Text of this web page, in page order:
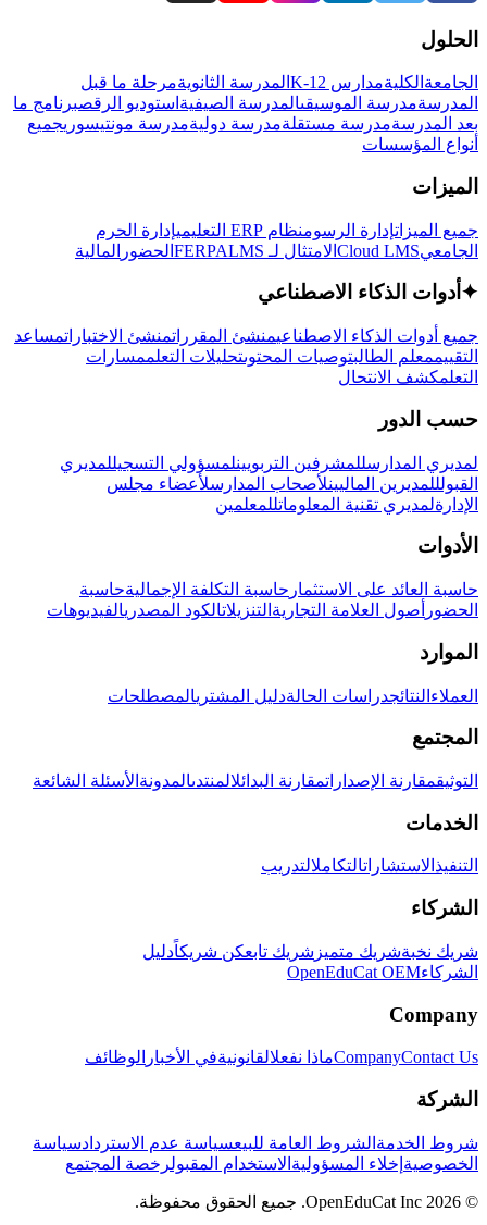
الحلول
الجامعة الكليةمدارس K-12 المدرسة الثانويةمرحلة ما قبل
المدرسةمدرسة الموسيقىالمدرسة الصيفية استوديو الرقصبرنامج ما
بعد المدرسةمدرسة مستقلةمدرسة دوليةمدرسة مونتيسوريجميع
أنواع المؤسسات
الميزات
جميع الميزاتإدارة الرسومنظام ERP التعليمي
إدارة الحرم
الجامعيCloud LMS الامتثال لـ FERPA LMS الحضور المالية
✦ أدوات الذكاء الاصطناعي
جميع أدوات الذكاء الاصطناعيمنشئ المقرراتمنشئ الاختباراتمساعد
التقييممعلم الطالبتوصيات المحتوىتحليلات التعلممسارات
التعلمكشف الانتحال
حسب الدور
لمديري المدارسللمشرفين التربويينلمسؤولي التسجيللمديري
القبولللمديرين الماليينلأصحاب المدارسلأعضاء مجلس
الإدارةلمديري تقنية المعلوماتللمعلمين
الأدوات
حاسبة العائد على الاستثمار حاسبة التكلفة الإجماليةحاسبة
الحضور أصول العلامة التجارية التنزيلاتالكود المصدريالفيديوهات
الموارد
العملاء النتائجدراسات الحالةدليل المشتريالمصطلحات
المجتمع
التوثيقمقارنة الإصداراتمقارنة البدائلالمنتدىالمدونة الأسئلة الشائعة
الخدمات
التنفيذ الاستشاراتالتكاملالتدريب
الشركاء
شريك نخبةشريك متميز شريك تابعكن شريكاًدليل
الشركاءOpenEduCat OEM
Company
CompanyContact Us ماذا نفعلالقانونيةفي الأخبار الوظائف
الشركة
شروط الخدمة الشروط العامة للبيعسياسة عدم الاستردادسياسة
الخصوصية إخلاء المسؤولية الاستخدام المقبولرخصة المجتمع
© 2026 OpenEduCat Inc. جميع الحقوق محفوظة.